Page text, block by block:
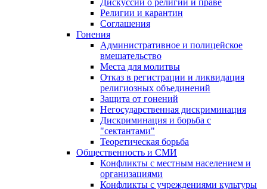
Дискуссии о религии и праве
Религии и карантин
Соглашения
Гонения
Административное и полицейское
вмешательство
Места для молитвы
Отказ в регистрации и ликвидация
религиозных объединений
Защита от гонений
Негосударственная дискриминация
Дискриминация и борьба с
"сектантами"
Теоретическая борьба
Общественность и СМИ
Конфликты с местным населением и
организациями
Конфликты с учреждениями культуры